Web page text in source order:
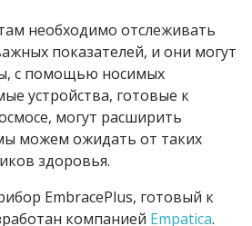
необходимо отслеживать
показателей, и они могут
с помощью носимых
устройства, готовые к
могут расширить
можем ожидать от таких
здоровья.
EmbracePlus, готовый к
компанией Empatica.